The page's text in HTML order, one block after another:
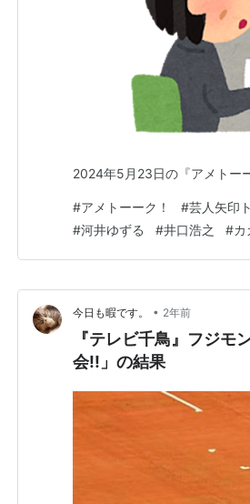
2024年5月23日の『アメトー
#アメトーーク！ #芸人矢印
#河井ゆずる #井口浩之 #カ
今日も暇です。 • 2年前
『テレビ千鳥』フジモ
会!!」の結果